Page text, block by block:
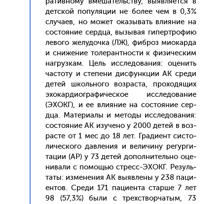
дет­ской по­пуля­ции не бо­лее чем в 0,3%
слу­ча­ев, но мо­жет ока­зывать вли­яние на
сос­то­яние сер­дца, вы­зывая ги­пер­тро­фию
ле­вого же­лудоч­ка (ЛЖ), фиб­роз ми­окар­да
и сни­жение то­леран­тнос­ти к фи­зичес­ким
наг­рузкам. Цель ис­сле­дова­ния: оце­нить
час­то­ту и сте­пени дис­фун­кции АК сре­ди
де­тей школь­но­го воз­раста, про­ходя­щих
эхо­кар­ди­ог­ра­фичес­кое ис­сле­дова­ние
(ЭХОКГ), и ее вли­яние на сос­то­яние сер­
дца. Ма­тери­алы и ме­тоды ис­сле­дова­ния:
сос­то­яние АК изу­чено у 2000 де­тей в воз­
расте от 1 мес до 18 лет. Гра­ди­ент сис­то­
личес­ко­го дав­ле­ния и ве­личи­ну ре­гур­ги­
тации (АР) у 73 де­тей до­пол­ни­тель­но оце­
нива­ли с по­мощью стресс-ЭХОКГ. Ре­зуль­
та­ты: из­ме­нения АК вы­яв­ле­ны у 238 па­ци­
ен­тов. Сре­ди 171 па­ци­ен­та стар­ше 7 лет
98 (57,3%) бы­ли с трехс­твор­ча­тым, 73